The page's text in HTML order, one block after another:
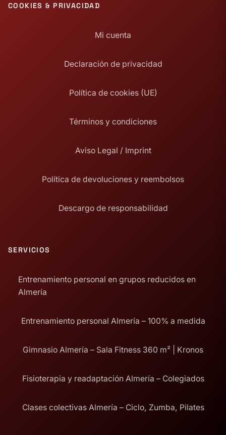
COOKIES & PRIVACIDAD
Mi cuenta
Declaración de privacidad
Política de cookies (UE)
Términos y condiciones
Aviso Legal / Imprint
Política de devoluciones y reembolsos
Descargo de responsabilidad
SERVICIOS
Entrenamiento personal en grupos reducidos en
Almería
Entrenamiento personal Almería – 100% a medida
Gimnasio Almería – Sala Fitness 360 m² | Kronos
Fisioterapia y readaptación Almería – Colegiados
Clases colectivas Almería – Ciclo, Zumba, Pilates